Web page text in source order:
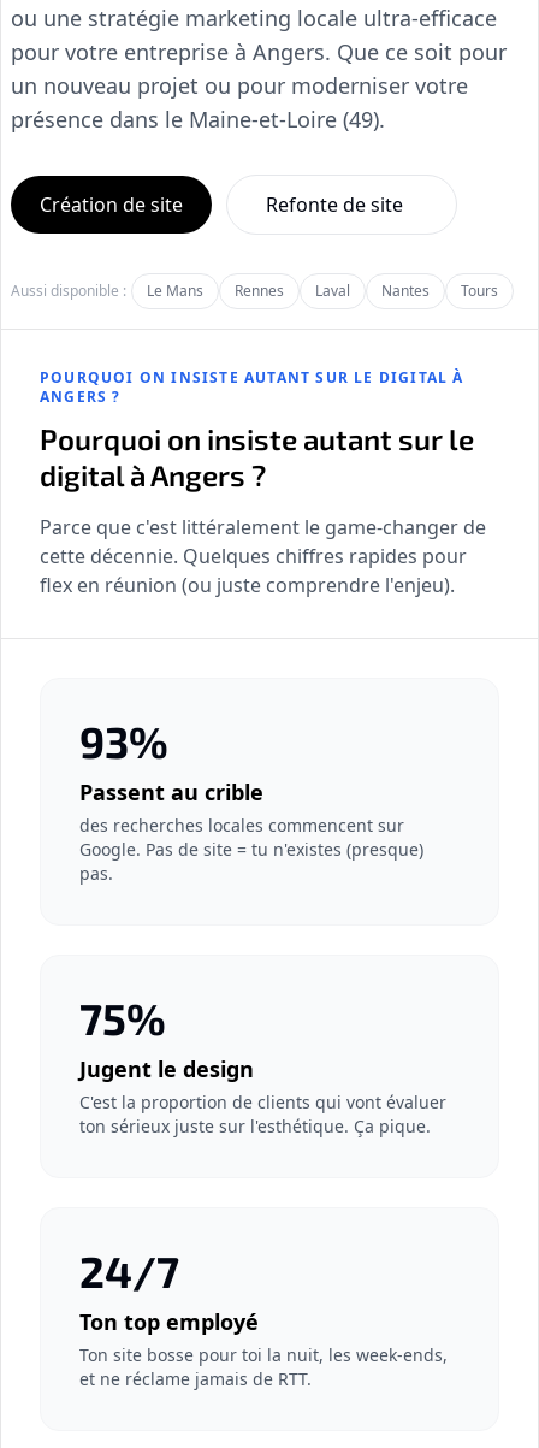
ou une stratégie marketing locale ultra-efficace
pour votre entreprise à Angers. Que ce soit pour
un nouveau projet ou pour moderniser votre
présence dans le Maine-et-Loire (49).
Création de site Refonte de site
Aussi disponible : Le Mans Rennes Laval Nantes Tours
POURQUOI ON INSISTE AUTANT SUR LE DIGITAL À
ANGERS ?
Pourquoi on insiste autant sur le
digital à Angers ?
Parce que c'est littéralement le game-changer de
cette décennie. Quelques chiffres rapides pour
flex en réunion (ou juste comprendre l'enjeu).
93%
Passent au crible
des recherches locales commencent sur
Google. Pas de site = tu n'existes (presque)
pas.
75%
Jugent le design
C'est la proportion de clients qui vont évaluer
ton sérieux juste sur l'esthétique. Ça pique.
24/7
Ton top employé
Ton site bosse pour toi la nuit, les week-ends,
et ne réclame jamais de RTT.